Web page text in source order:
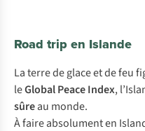
Road trip en Islande
La terre de glace et de feu
leGlobal Peace Index,
sûreau monde.
À faire absolument en